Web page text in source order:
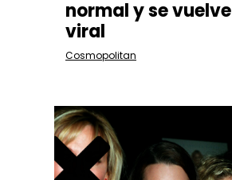
normal y se vuelve
viral
Cosmopolitan